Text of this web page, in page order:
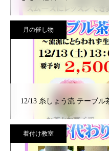
月の催し物
12/13 糸しょう流 テーブル
着付け教室